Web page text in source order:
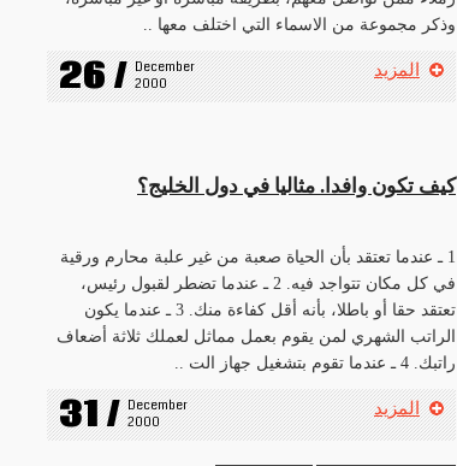
وذكر مجموعة من الاسماء التي اختلف معها ..
26 / December
2000
المزيد
كيف تكون وافدا. مثاليا في دول الخليج؟
1 ـ عندما تعتقد بأن الحياة صعبة من غير علبة محارم ورقية
في كل مكان تتواجد فيه. 2 ـ عندما تضطر لقبول رئيس،
تعتقد حقا أو باطلا، بأنه أقل كفاءة منك. 3 ـ عندما يكون
الراتب الشهري لمن يقوم بعمل مماثل لعملك ثلاثة أضعاف
راتبك. 4 ـ عندما تقوم بتشغيل جهاز الت ..
31 / December
2000
المزيد